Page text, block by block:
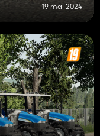
19 mai 2024